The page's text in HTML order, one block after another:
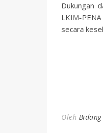
Dukungan
LKIM-
secara
Oleh